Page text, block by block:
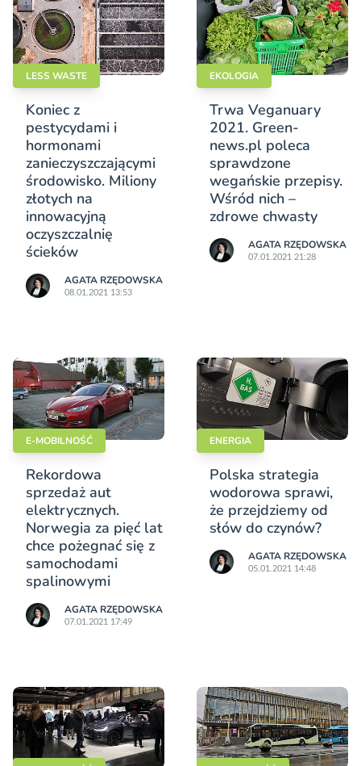
LESS WASTE
Koniec z
pestycydami i
hormonami
zanieczyszczającymi
środowisko. Miliony
złotych na
innowacyjną
oczyszczalnię
ścieków
AGATA RZĘDOWSKA
08.01.2021 13:53
EKOLOGIA
Trwa Veganuary
2021. Green-
news.pl poleca
sprawdzone
wegańskie przepisy.
Wśród nich –
zdrowe chwasty
AGATA RZĘDOWSKA
07.01.2021 21:28
E-MOBILNOŚĆ
Rekordowa
sprzedaż aut
elektrycznych.
Norwegia za pięć lat
chce pożegnać się z
samochodami
spalinowymi
AGATA RZĘDOWSKA
07.01.2021 17:49
ENERGIA
Polska strategia
wodorowa sprawi,
że przejdziemy od
słów do czynów?
AGATA RZĘDOWSKA
05.01.2021 14:48